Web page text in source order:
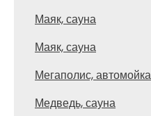
Маяк, сауна
Маяк, сауна
Мегаполис, автомойка
Медведь, сауна